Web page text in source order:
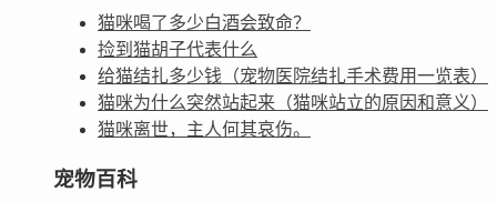
猫咪喝了多少白酒会致命？
捡到猫胡子代表什么
给猫结扎多少钱（宠物医院结扎手术费用一览表）
猫咪为什么突然站起来（猫咪站立的原因和意义）
猫咪离世，主人何其哀伤。
宠物百科